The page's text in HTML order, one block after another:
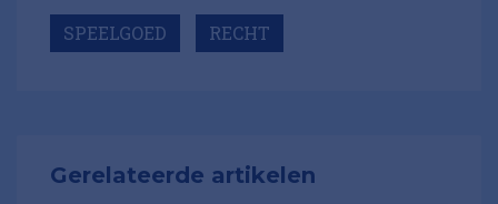
SPEELGOED RECHT
Gerelateerde artikelen